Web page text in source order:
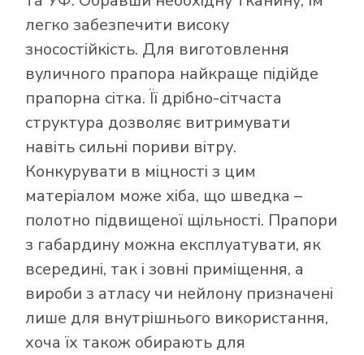
легко забезпечити високу
зносостійкість. Для виготовлення
вуличного прапора найкраще підійде
прапорна сітка. Її дрібно-сітчаста
структура дозволяє витримувати
навіть сильні пориви вітру.
Конкурувати в міцності з цим
матеріалом може хіба, що шведка –
полотно підвищеної щільності. Прапори
з габардину можна експлуатувати, як
всередині, так і зовні приміщення, а
вироби з атласу чи нейлону призначені
лише для внутрішнього використання,
хоча їх також обирають для